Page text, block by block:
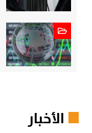
الأخبار